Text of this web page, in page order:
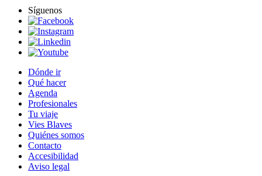
Síguenos
Dónde ir
Qué hacer
Agenda
Profesionales
Tu viaje
Vies Blaves
Quiénes somos
Contacto
Accesibilidad
Aviso legal